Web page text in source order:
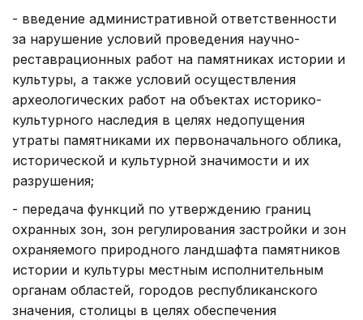
- введение административной ответственности
за нарушение условий проведения научно-
реставрационных работ на памятниках истории и
культуры, а также условий осуществления
археологических работ на объектах историко-
культурного наследия в целях недопущения
утраты памятниками их первоначального облика,
исторической и культурной значимости и их
разрушения;
- передача функций по утверждению границ
охранных зон, зон регулирования застройки и зон
охраняемого природного ландшафта памятников
истории и культуры местным исполнительным
органам областей, городов республиканского
значения, столицы в целях обеспечения